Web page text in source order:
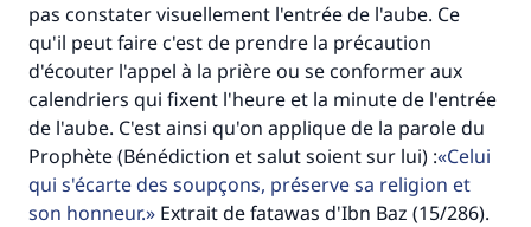
pas constater visuellement l'entrée de l'aube. Ce
qu'il peut faire c'est de prendre la précaution
d'écouter l'appel à la prière ou se conformer aux
calendriers qui fixent l'heure et la minute de l'entrée
de l'aube. C'est ainsi qu'on applique de la parole du
Prophète (Bénédiction et salut soient sur lui) : Celui
qui s'écarte des soupçons, préserve sa religion et
son honneur.
Extrait de fatawas d'Ibn Baz (15/286).